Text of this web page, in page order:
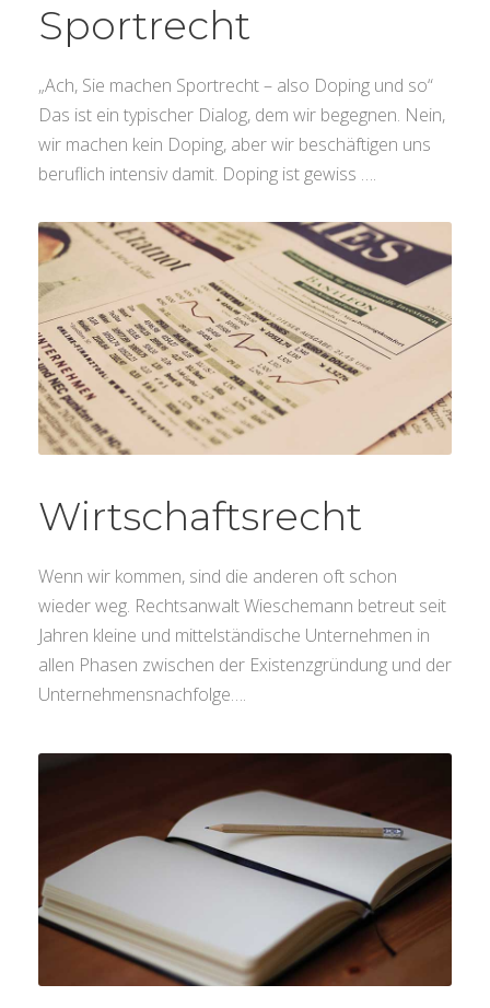
Sportrecht
„Ach, Sie machen Sportrecht – also Doping und so“
Das ist ein typischer Dialog, dem wir begegnen. Nein,
wir machen kein Doping, aber wir beschäftigen uns
beruflich intensiv damit. Doping ist gewiss ….
Wirtschaftsrecht
Wenn wir kommen, sind die anderen oft schon
wieder weg. Rechtsanwalt Wieschemann betreut seit
Jahren kleine und mittelständische Unternehmen in
allen Phasen zwischen der Existenzgründung und der
Unternehmensnachfolge….